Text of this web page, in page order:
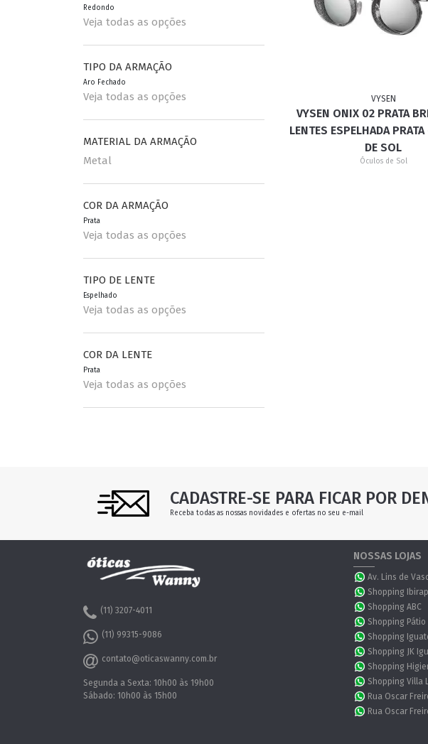
Redondo
Veja todas as opções
TIPO DA ARMAÇÃO
Aro Fechado
Veja todas as opções
MATERIAL DA ARMAÇÃO
Metal
COR DA ARMAÇÃO
Prata
Veja todas as opções
TIPO DE LENTE
Espelhado
Veja todas as opções
COR DA LENTE
Prata
Veja todas as opções
VYSEN
VYSEN ONIX 02 PRATA
LENTES ESPELHADA
DE SOL
Óculos de Sol
CADASTRE-SE PARA FICAR POR
Receba todas as nossas novidades e ofertas no seu e-mail
(11) 3207-4011
(11) 99315-9086
contato@oticaswanny.com.br
Segunda a Sexta: 10h00 às 19h00
Sábado: 10h00 às 15h00
NOSSAS LOJAS
Av. Lins de
Shopping
Shopping ABC
Shopping Pátio
Shopping
Shopping JK
Shopping
Shopping Villa
Rua Oscar
Rua Oscar